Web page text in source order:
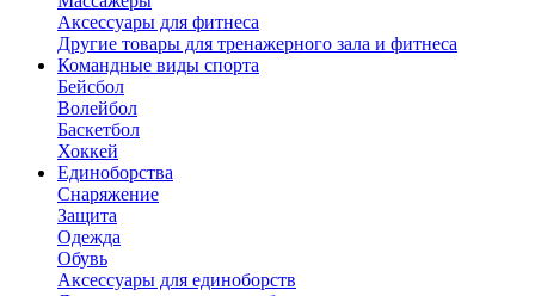
Аксессуары для фитнеса
Другие товары для тренажерного зала и фитнеса
Командные виды спорта
Бейсбол
Волейбол
Баскетбол
Хоккей
Единоборства
Снаряжение
Защита
Одежда
Обувь
Аксессуары для единоборств